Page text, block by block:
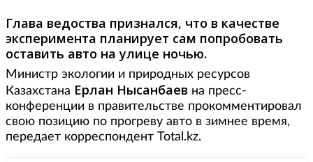
Глава ведоства признался, что в качестве
эксперимента планирует сам попробовать
оставить авто на улице ночью.
Министр экологии и природных ресурсов
Казахстана Ерлан Нысанбаев на пресс-
конференции в правительстве прокомментировал
свою позицию по прогреву авто в зимнее время,
передает корреспондент Total.kz.